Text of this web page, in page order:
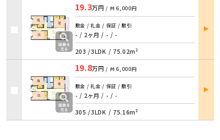
19.3万円 / 共6,000円
敷金 / 礼金 / 保証 / 敷引
- / 2ヶ月 / - / -
203 /3LDK / 75.02m²
部屋
詳細
19.8万円 / 共6,000円
敷金 / 礼金 / 保証 / 敷引
- / 2ヶ月 / - / -
305 /3LDK / 75.16m²
部屋
詳細